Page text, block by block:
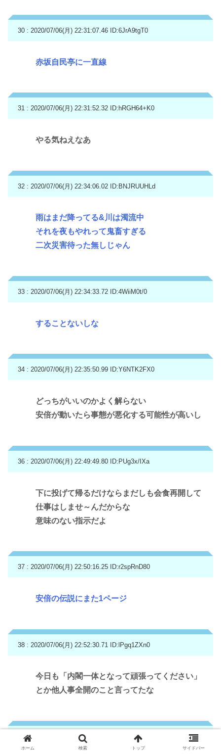
30 : 2020/07/06(月) 22:31:07.46 ID:6JrA9tgT0
赤坂自民亭に一直線
31 : 2020/07/06(月) 22:31:52.32 ID:hRGH64+K0
やる気ねえなあ
32 : 2020/07/06(月) 22:34:06.02 ID:BNJRUUHLd
雨はまだ降ってる&川は濁流中
それを夜もやれって鬼畜すぎる
二次災害待った無しじゃん
33 : 2020/07/06(月) 22:34:33.72 ID:4WiiM0t/0
することないしな
34 : 2020/07/06(月) 22:35:50.99 ID:Y6NTK2FX0
どっちがいいのかよく解らない
安倍が動いたら事態が悪化する可能性が高いし
36 : 2020/07/06(月) 22:49:49.80 ID:PUg3x/IXa
下に投げて帰るだけならまだしも会食再開して
仕事はしませ～んだからな
意味のない指示だよ
37 : 2020/07/06(月) 22:50:16.25 ID:r2spRnD80
安倍の伝説にまた1ページ
38 : 2020/07/06(月) 22:52:30.71 ID:lPgq1ZXn0
今日も「内閣一体となって頑張ってください」
とか他人事全開のこと言ってたな
39 : 2020/07/06(月) 22:53:14.37 ID:+3t/Uoww0
ホーム 検索 トップ サイドバー